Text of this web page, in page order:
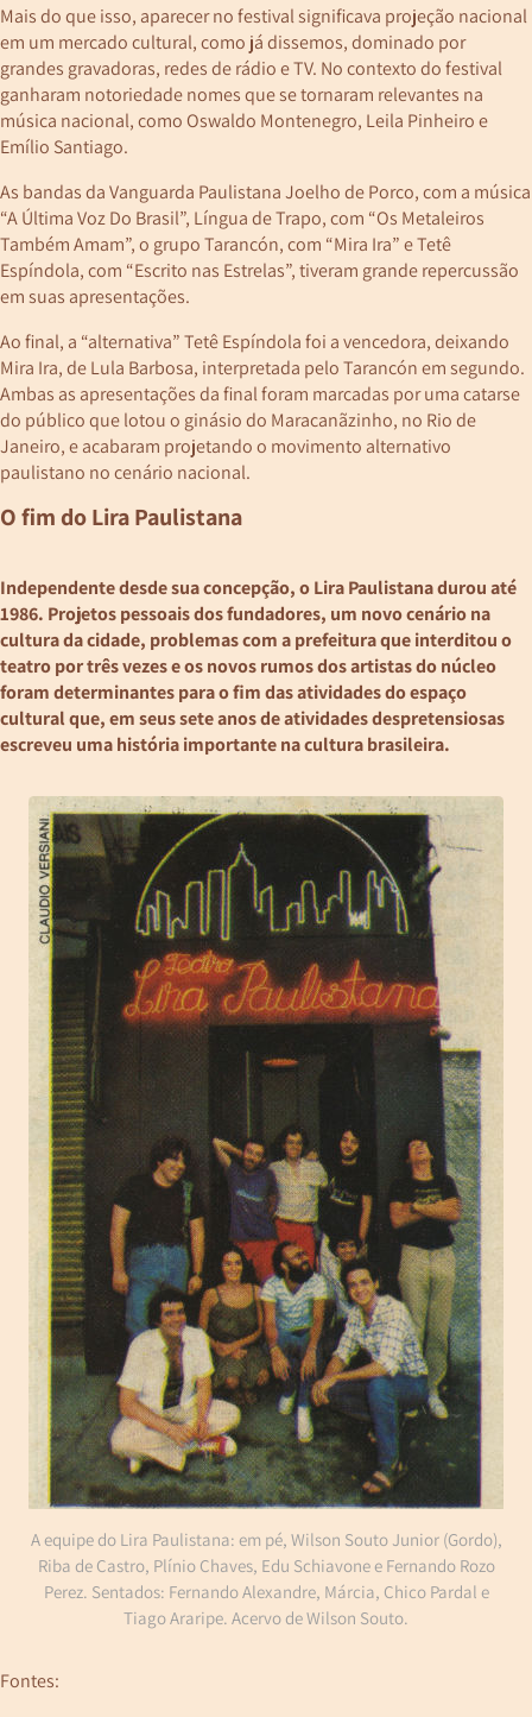
Mais do que isso, aparecer no festival significava projeção nacional
em um mercado cultural, como já dissemos, dominado por
grandes gravadoras, redes de rádio e TV. No contexto do festival
ganharam notoriedade nomes que se tornaram relevantes na
música nacional, como Oswaldo Montenegro, Leila Pinheiro e
Emílio Santiago.
As bandas da Vanguarda Paulistana Joelho de Porco, com a música
“A Última Voz Do Brasil”, Língua de Trapo, com “Os Metaleiros
Também Amam”, o grupo Tarancón, com “Mira Ira” e Tetê
Espíndola, com “Escrito nas Estrelas”, tiveram grande repercussão
em suas apresentações.
Ao final, a “alternativa” Tetê Espíndola foi a vencedora, deixando
Mira Ira, de Lula Barbosa, interpretada pelo Tarancón em segundo.
Ambas as apresentações da final foram marcadas por uma catarse
do público que lotou o ginásio do Maracanãzinho, no Rio de
Janeiro, e acabaram projetando o movimento alternativo
paulistano no cenário nacional.
O fim do Lira Paulistana
Independente desde sua concepção, o Lira Paulistana durou até
1986. Projetos pessoais dos fundadores, um novo cenário na
cultura da cidade, problemas com a prefeitura que interditou o
teatro por três vezes e os novos rumos dos artistas do núcleo
foram determinantes para o fim das atividades do espaço
cultural que, em seus sete anos de atividades despretensiosas
escreveu uma história importante na cultura brasileira.
A equipe do Lira Paulistana: em pé, Wilson Souto Junior (Gordo),
Riba de Castro, Plínio Chaves, Edu Schiavone e Fernando Rozo
Perez. Sentados: Fernando Alexandre, Márcia, Chico Pardal e
Tiago Araripe. Acervo de Wilson Souto.
Fontes: